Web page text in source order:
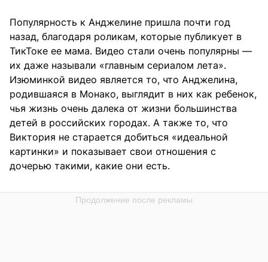
Популярность к Анджелине пришла почти год
назад, благодаря роликам, которые публикует в
ТикТоке ее мама. Видео стали очень популярны —
их даже называли «главным сериалом лета».
Изюминкой видео является то, что Анджелина,
родившаяся в Монако, выглядит в них как ребенок,
чья жизнь очень далека от жизни большинства
детей в российских городах. А также то, что
Виктория не старается добиться «идеальной
картинки» и показывает свои отношения с
дочерью такими, какие они есть.